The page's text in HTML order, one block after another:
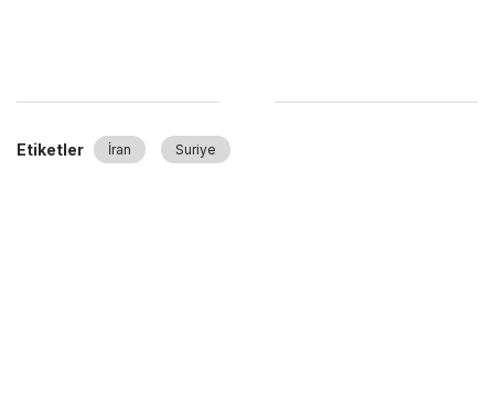
Etiketler İran Suriye